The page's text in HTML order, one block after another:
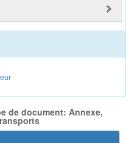
de document: Annexe,